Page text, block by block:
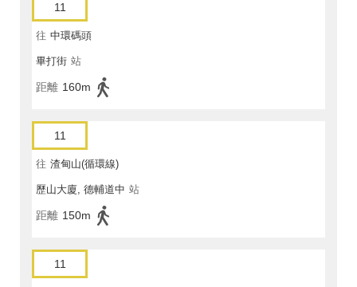
11
往 中環碼頭
畢打街 站
距離 160m
11
往 渣甸山(循環線)
歷山大廈, 德輔道中 站
距離 150m
11